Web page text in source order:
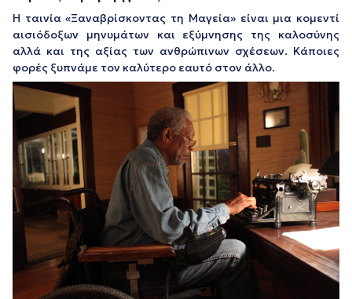
Η ταινία «Ξαναβρίσκοντας τη Μαγεία» είναι μια κομεντί
αισιόδοξων μηνυμάτων και εξύμνησης της καλοσύνης
αλλά και της αξίας των ανθρώπινων σχέσεων. Κάποιες
φορές ξυπνάμε τον καλύτερο εαυτό στον άλλο.